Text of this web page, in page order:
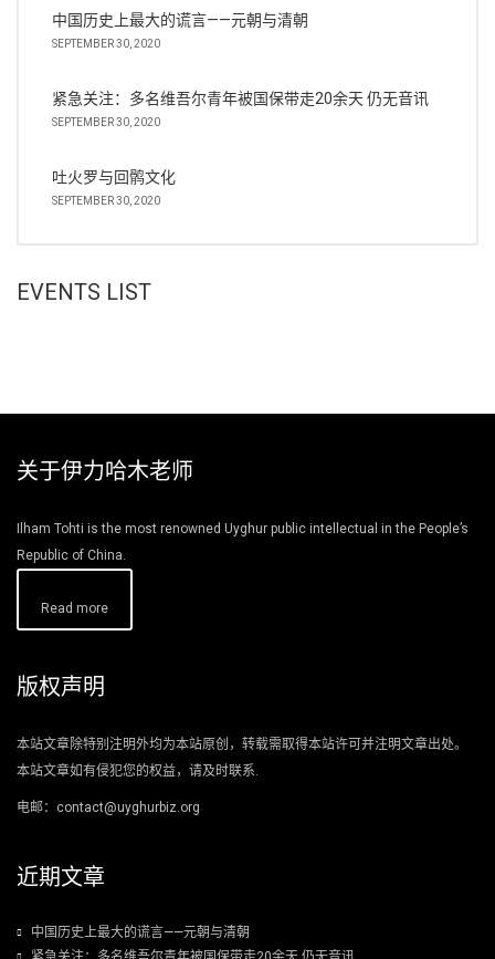
中国历史上最大的谎言——元朝与清朝
SEPTEMBER 30, 2020
紧急关注：多名维吾尔青年被国保带走20余天 仍无音讯
SEPTEMBER 30, 2020
吐火罗与回鹘文化
SEPTEMBER 30, 2020
EVENTS LIST
关于伊力哈木老师
Ilham Tohti is the most renowned Uyghur public intellectual in the People’s
Republic of China.
Read more
版权声明
本站文章除特别注明外均为本站原创，转载需取得本站许可并注明文章出处。
本站文章如有侵犯您的权益，请及时联系.
电邮：contact@uyghurbiz.org
近期文章
中国历史上最大的谎言——元朝与清朝